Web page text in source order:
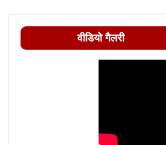
वीडियो गैलरी